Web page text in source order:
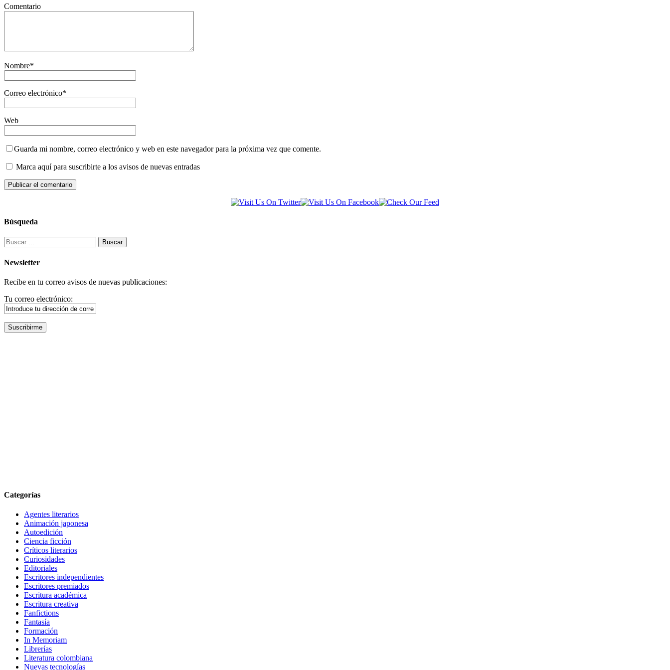
Comentario
Nombre*
Correo electrónico*
Web
Guarda mi nombre, correo electrónico y web en este navegador para la próxima vez que comente.
Marca aquí para suscribirte a los avisos de nuevas entradas
Búsqueda
Buscar:
Newsletter
Recibe en tu correo avisos de nuevas publicaciones:
Tu correo electrónico:
Categorías
Agentes literarios
Animación japonesa
Autoedición
Ciencia ficción
Críticos literarios
Curiosidades
Editoriales
Escritores independientes
Escritores premiados
Escritura académica
Escritura creativa
Fanfictions
Fantasía
Formación
In Memoriam
Librerías
Literatura colombiana
Nuevas tecnologías